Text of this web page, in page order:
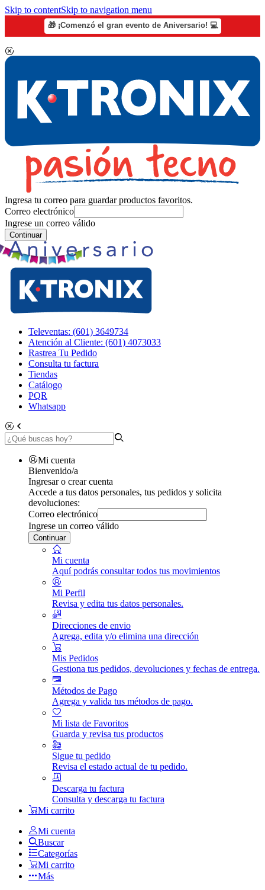
Skip to contentSkip to navigation menu
🎁 ¡Comenzó el gran evento de Aniversario! 💻
Ingresa tu correo para guardar productos favoritos.
Correo electrónico
Ingrese un correo válido
Continuar
Televentas: (601) 3649734
Atención al Cliente: (601) 4073033
Rastrea Tu Pedido
Consulta tu factura
Tiendas
Catálogo
PQR
Whatsapp
Mi cuenta
Bienvenido/a
Ingresar o crear cuenta
Accede a tus datos personales, tus pedidos y solicita
devoluciones:
Correo electrónico
Ingrese un correo válido
Continuar
Mi cuenta
Aquí podrás consultar todos tus movimientos
Mi Perfil
Revisa y edita tus datos personales.
Direcciones de envio
Agrega, edita y/o elimina una dirección
Mis Pedidos
Gestiona tus pedidos, devoluciones y fechas de entrega.
Métodos de Pago
Agrega y valida tus métodos de pago.
Mi lista de Favoritos
Guarda y revisa tus productos
Sigue tu pedido
Revisa el estado actual de tu pedido.
Descarga tu factura
Consulta y descarga tu factura
Mi carrito
Mi cuenta
Buscar
Categorías
Mi carrito
Más